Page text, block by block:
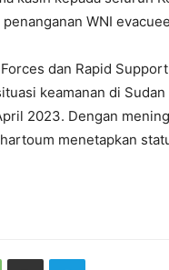
WNI
dan Rapid
keamanan di
2023. Dengan
menetapkan